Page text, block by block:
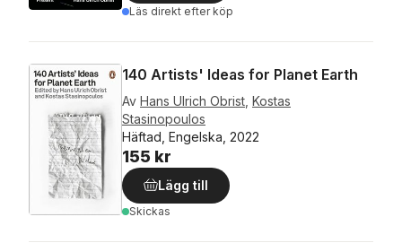
Läs direkt efter köp
140 Artists' Ideas for Planet Earth
Av Hans Ulrich Obrist, Kostas
Stasinopoulos
Häftad, Engelska, 2022
155 kr
Lägg till
Skickas